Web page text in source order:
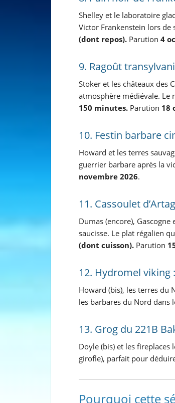
Shelley et le laboratoire
Victor Frankenstein lors de
(dont repos). Parution 4
9. Ragoût
Stoker et les châteaux des
atmosphère médiévale. Le
150 minutes. Parution 18
10. Festin barbare
Howard et les terres
guerrier barbare après la
novembre 2026.
11. Cassoulet
Dumas (encore),
saucisse. Le plat régalien
(dont cuisson). Parution
12. Hydromel viking
Howard (bis), les terres du
les barbares du Nord dans
13. Grog du 221B
Doyle (bis) et les
girofle), parfait pour
Pourquoi cette